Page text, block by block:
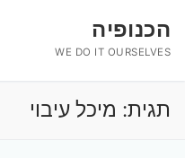
לתוכןהכנופיה
WE DO IT OURSELVES
תגית: מיכל עיבוי